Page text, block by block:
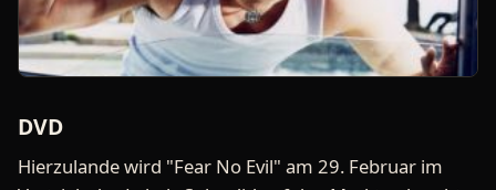
DVD
Hierzulande wird "Fear No Evil" am 29. Februar im